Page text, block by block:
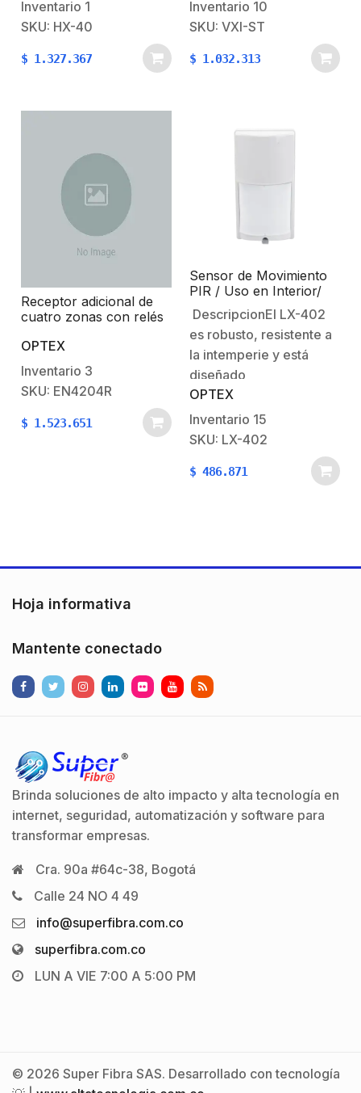
ofrecen detección
intrusiones en exteriores
Inventario 1
SKU: HX-40
$ 1.327.367
estilizado y con las
tecnologías innovadoras
de OPTEX. Para uso
función…
Inventario 10
SKU: VXI-ST
$ 1.032.313
Receptor adicional de
cuatro zonas con relés
OPTEX
Inventario 3
SKU: EN4204R
$ 1.523.651
Sensor de Movimiento
PIR / Uso en Interior/
Exterior/ 12 x 15 m
Cobertura / Compatible
con cualquier panel de
alarma / Alambrico
DescripcionEl LX-402
es robusto, resistente a
la intemperie y está
diseñado
específicamente para
aplicaciones exteriores
de corto alcance, como
iluminación o cámaras.
OPTEX
Inventario 15
SKU: LX-402
$ 486.871
Hoja informativa
Mantente conectado
Brinda soluciones de alto impacto y alta tecnología en
internet, seguridad, automatización y software para
transformar empresas.
Cra. 90a #64c-38, Bogotá
Calle 24 NO 4 49
info@superfibra.com.co
superfibra.com.co
LUN A VIE 7:00 A 5:00 PM
© 2026 Super Fibra SAS. Desarrollado con tecnología